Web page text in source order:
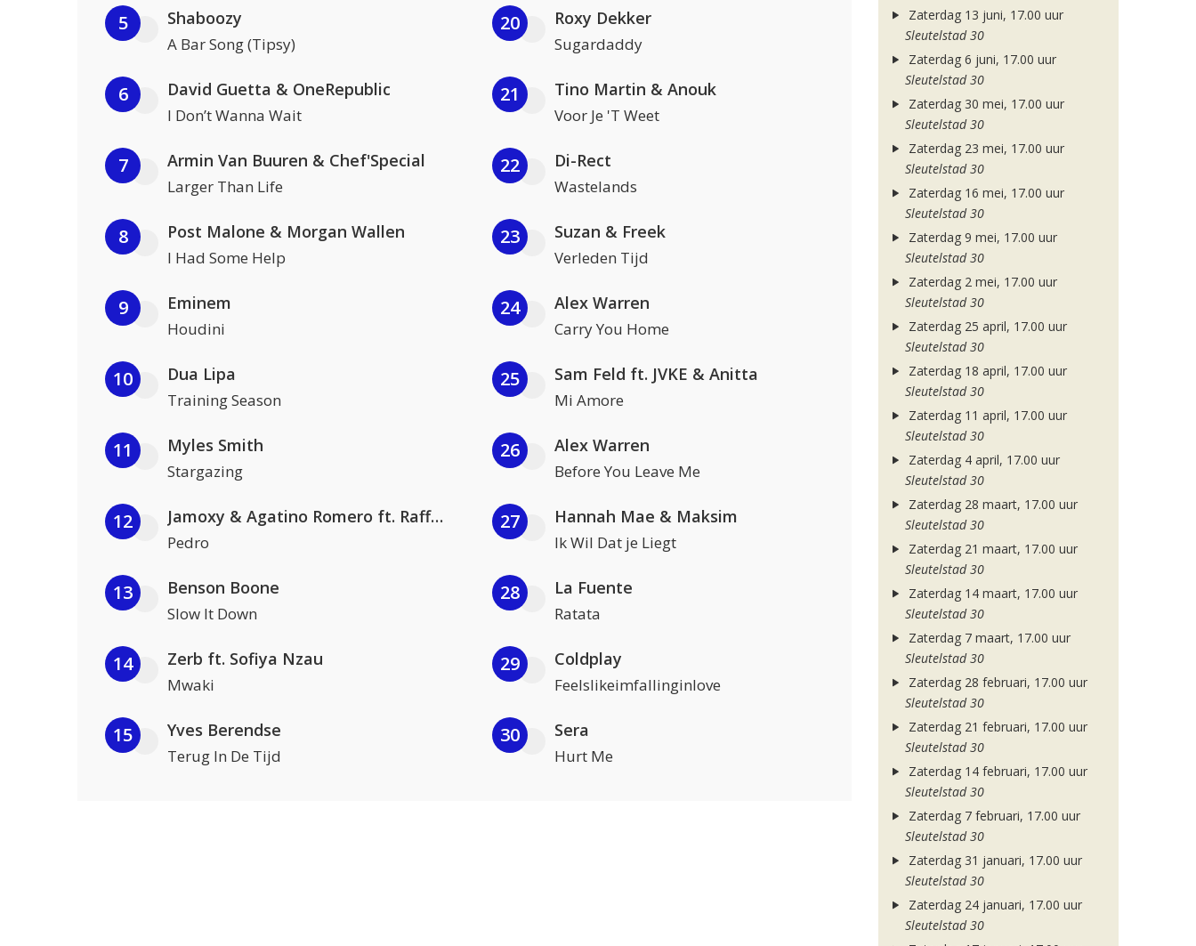
5 Shaboozy
A Bar Song (Tipsy)
6 David Guetta & OneRepublic
I Don’t Wanna Wait
7 Armin Van Buuren & Chef'Special
Larger Than Life
8 Post Malone & Morgan Wallen
I Had Some Help
9 Eminem
Houdini
10 Dua Lipa
Training Season
11 Myles Smith
Stargazing
12 Jamoxy & Agatino Romero ft. Raffaella Carrà
Pedro
13 Benson Boone
Slow It Down
14 Zerb ft. Sofiya Nzau
Mwaki
15 Yves Berendse
Terug In De Tijd
20 Roxy Dekker
Sugardaddy
21 Tino Martin & Anouk
Voor Je 'T Weet
22 Di-Rect
Wastelands
23 Suzan & Freek
Verleden Tijd
24 Alex Warren
Carry You Home
25 Sam Feld ft. JVKE & Anitta
Mi Amore
26 Alex Warren
Before You Leave Me
27 Hannah Mae & Maksim
Ik Wil Dat je Liegt
28 La Fuente
Ratata
29 Coldplay
Feelslikeimfallinginlove
30 Sera
Hurt Me
Zaterdag 13 juni, 17.00 uur
Sleutelstad 30
Zaterdag 6 juni, 17.00 uur
Sleutelstad 30
Zaterdag 30 mei, 17.00 uur
Sleutelstad 30
Zaterdag 23 mei, 17.00 uur
Sleutelstad 30
Zaterdag 16 mei, 17.00 uur
Sleutelstad 30
Zaterdag 9 mei, 17.00 uur
Sleutelstad 30
Zaterdag 2 mei, 17.00 uur
Sleutelstad 30
Zaterdag 25 april, 17.00 uur
Sleutelstad 30
Zaterdag 18 april, 17.00 uur
Sleutelstad 30
Zaterdag 11 april, 17.00 uur
Sleutelstad 30
Zaterdag 4 april, 17.00 uur
Sleutelstad 30
Zaterdag 28 maart, 17.00 uur
Sleutelstad 30
Zaterdag 21 maart, 17.00 uur
Sleutelstad 30
Zaterdag 14 maart, 17.00 uur
Sleutelstad 30
Zaterdag 7 maart, 17.00 uur
Sleutelstad 30
Zaterdag 28 februari, 17.00 uur
Sleutelstad 30
Zaterdag 21 februari, 17.00 uur
Sleutelstad 30
Zaterdag 14 februari, 17.00 uur
Sleutelstad 30
Zaterdag 7 februari, 17.00 uur
Sleutelstad 30
Zaterdag 31 januari, 17.00 uur
Sleutelstad 30
Zaterdag 24 januari, 17.00 uur
Sleutelstad 30